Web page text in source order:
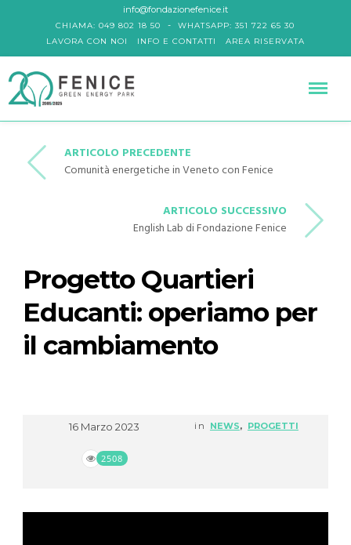
info@fondazionefenice.it
CHIAMA: 049 802 18 50 -
WHATSAPP: 351 722 65 30
LAVORA CON NOI
INFO E CONTATTI AREA RISERVATA
ARTICOLO PRECEDENTE
Comunità energetiche in Veneto con Fenice
ARTICOLO SUCCESSIVO
English Lab di Fondazione Fenice
Progetto Quartieri
Educanti: operiamo per
il cambiamento
16 Marzo 2023 in NEWS, PROGETTI
2508